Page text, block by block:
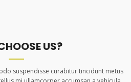
US?
suspendisse curabitur tincidunt metus